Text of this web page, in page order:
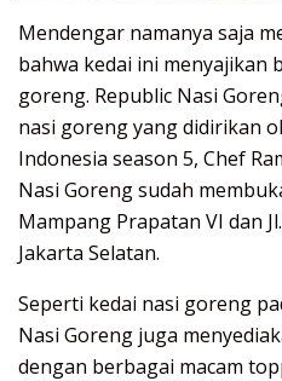
Mendengar namanya saja
bahwa kedai ini menyajikan
goreng. Republic Nasi
nasi goreng yang didirikan
Indonesia season 5, Chef
Nasi Goreng sudah
Mampang Prapatan VI dan
Jakarta Selatan.
Seperti kedai nasi goreng
Nasi Goreng juga
dengan berbagai macam